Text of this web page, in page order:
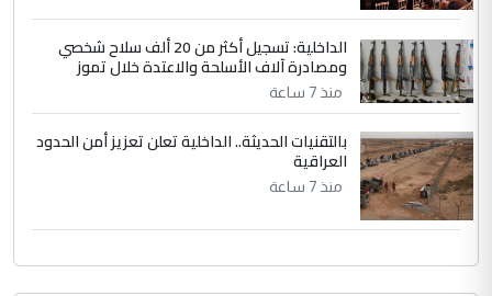
الداخلية: تسجيل أكثر من 20 ألف سلاح شخصي
ومصادرة آلاف الأسلحة والاعتدة خلال تموز
منذ 7 ساعة
بالتقنيات الحديثة.. الداخلية تعلن تعزيز أمن الحدود
العراقية
منذ 7 ساعة